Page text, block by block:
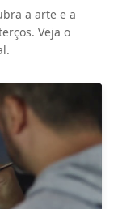
a arte e a
Veja o